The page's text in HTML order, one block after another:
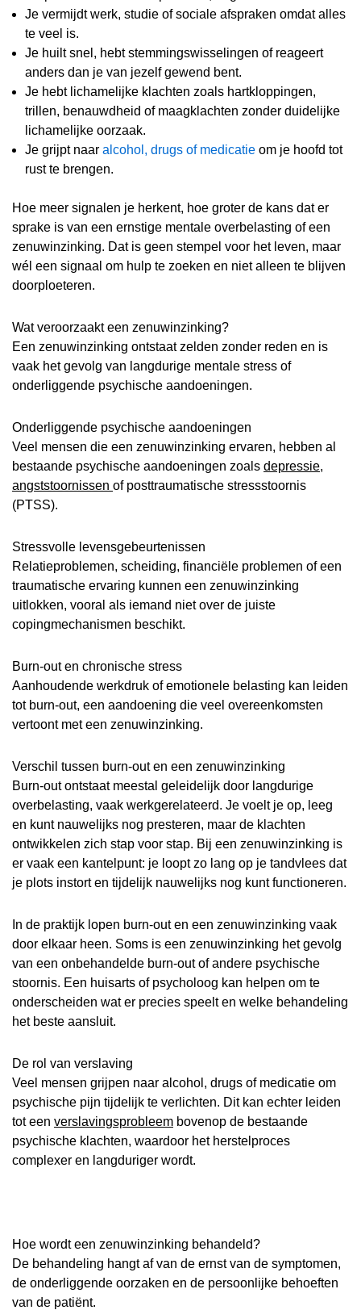
Je vermijdt werk, studie of sociale afspraken omdat alles
te veel is.
Je huilt snel, hebt stemmingswisselingen of reageert
anders dan je van jezelf gewend bent.
Je hebt lichamelijke klachten zoals hartkloppingen,
trillen, benauwdheid of maagklachten zonder duidelijke
lichamelijke oorzaak.
Je grijpt naar alcohol, drugs of medicatie om je hoofd tot
rust te brengen.
Hoe meer signalen je herkent, hoe groter de kans dat er
sprake is van een ernstige mentale overbelasting of een
zenuwinzinking. Dat is geen stempel voor het leven, maar
wél een signaal om hulp te zoeken en niet alleen te blijven
doorploeteren.
Wat veroorzaakt een zenuwinzinking?
Een zenuwinzinking ontstaat zelden zonder reden en is
vaak het gevolg van langdurige mentale stress of
onderliggende psychische aandoeningen.
Onderliggende psychische aandoeningen
Veel mensen die een zenuwinzinking ervaren, hebben al
bestaande psychische aandoeningen zoals depressie,
angststoornissen of posttraumatische stressstoornis
(PTSS).
Stressvolle levensgebeurtenissen
Relatieproblemen, scheiding, financiële problemen of een
traumatische ervaring kunnen een zenuwinzinking
uitlokken, vooral als iemand niet over de juiste
copingmechanismen beschikt.
Burn-out en chronische stress
Aanhoudende werkdruk of emotionele belasting kan leiden
tot burn-out, een aandoening die veel overeenkomsten
vertoont met een zenuwinzinking.
Verschil tussen burn-out en een zenuwinzinking
Burn-out ontstaat meestal geleidelijk door langdurige
overbelasting, vaak werkgerelateerd. Je voelt je op, leeg
en kunt nauwelijks nog presteren, maar de klachten
ontwikkelen zich stap voor stap. Bij een zenuwinzinking is
er vaak een kantelpunt: je loopt zo lang op je tandvlees dat
je plots instort en tijdelijk nauwelijks nog kunt functioneren.
In de praktijk lopen burn-out en een zenuwinzinking vaak
door elkaar heen. Soms is een zenuwinzinking het gevolg
van een onbehandelde burn-out of andere psychische
stoornis. Een huisarts of psycholoog kan helpen om te
onderscheiden wat er precies speelt en welke behandeling
het beste aansluit.
De rol van verslaving
Veel mensen grijpen naar alcohol, drugs of medicatie om
psychische pijn tijdelijk te verlichten. Dit kan echter leiden
tot een verslavingsprobleem bovenop de bestaande
psychische klachten, waardoor het herstelproces
complexer en langduriger wordt.
Hoe wordt een zenuwinzinking behandeld?
De behandeling hangt af van de ernst van de symptomen,
de onderliggende oorzaken en de persoonlijke behoeften
van de patiënt.